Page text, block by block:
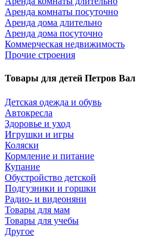
Аренда комнаты посуточно
Аренда дома длительно
Аренда дома посуточно
Коммерческая недвижимость
Прочие строения
Товары для детей Петров Вал
Детская одежда и обувь
Автокресла
Здоровье и уход
Игрушки и игры
Коляски
Кормление и питание
Купание
Обустройство детской
Подгузники и горшки
Радио- и видеоняни
Товары для мам
Товары для учебы
Другое